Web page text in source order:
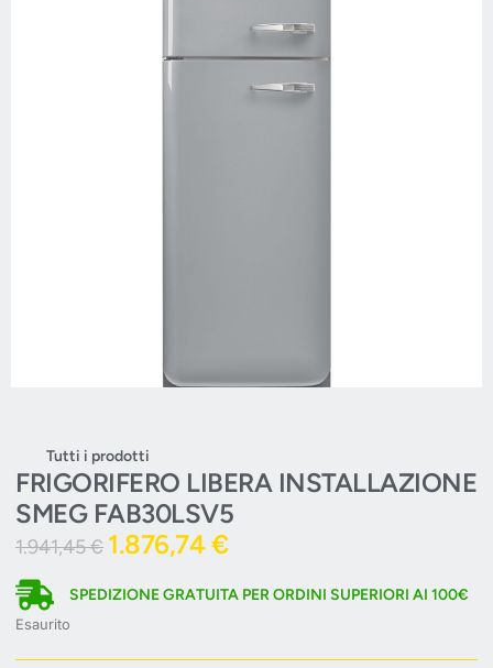
Tutti i prodotti
FRIGORIFERO LIBERA INSTALLAZIONE
SMEG FAB30LSV5
1.941,45€ 1.876,74€
SPEDIZIONE GRATUITA PER ORDINI SUPERIORI AI 100€
Esaurito